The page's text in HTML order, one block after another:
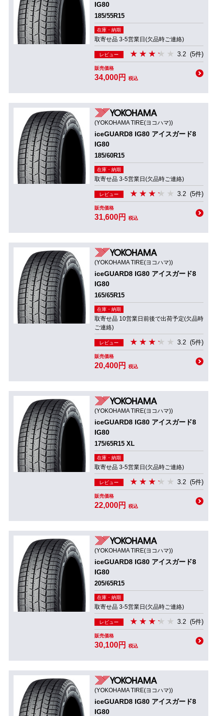
IG80
185/55R15
在庫・納期
取寄せ品 3-5営業日(欠品時ご連絡)
レビュー 3.2 (5件)
販売価格
34,000円 税込
(YOKOHAMA TIRE(ヨコハマ))
iceGUARD8 IG80 アイスガード8
IG80
185/60R15
在庫・納期
取寄せ品 3-5営業日(欠品時ご連絡)
レビュー 3.2 (5件)
販売価格
31,600円 税込
(YOKOHAMA TIRE(ヨコハマ))
iceGUARD8 IG80 アイスガード8
IG80
165/65R15
在庫・納期
取寄せ品 10営業日前後で出荷予定(欠品時
ご連絡)
レビュー 3.2 (5件)
販売価格
20,400円 税込
(YOKOHAMA TIRE(ヨコハマ))
iceGUARD8 IG80 アイスガード8
IG80
175/65R15 XL
在庫・納期
取寄せ品 3-5営業日(欠品時ご連絡)
レビュー 3.2 (5件)
販売価格
22,000円 税込
(YOKOHAMA TIRE(ヨコハマ))
iceGUARD8 IG80 アイスガード8
IG80
205/65R15
在庫・納期
取寄せ品 3-5営業日(欠品時ご連絡)
レビュー 3.2 (5件)
販売価格
30,100円 税込
(YOKOHAMA TIRE(ヨコハマ))
iceGUARD8 IG80 アイスガード8
IG80